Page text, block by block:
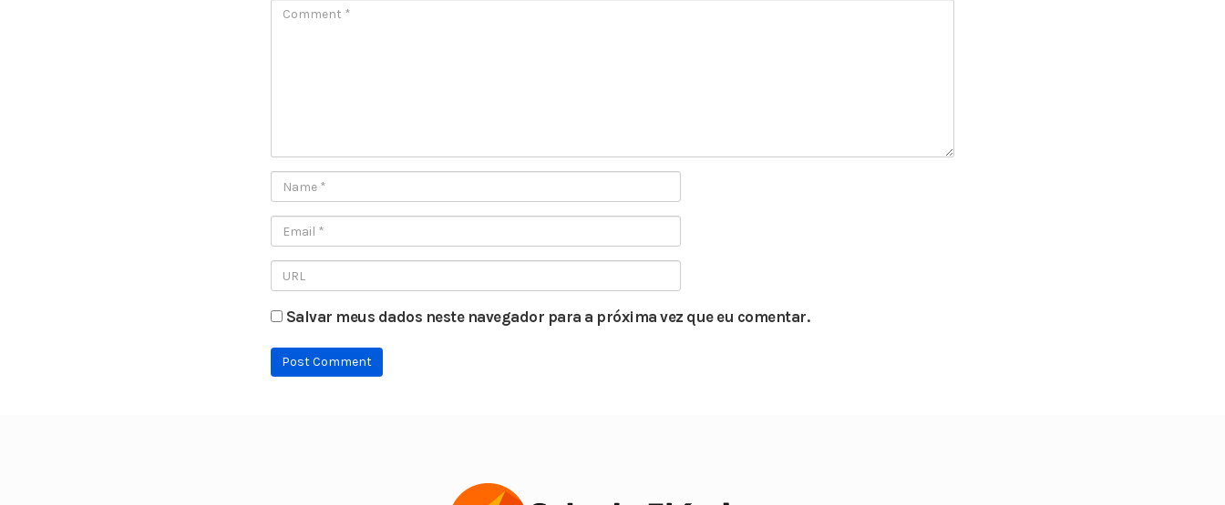
Salvar meus dados neste navegador para a próxima vez que eu comentar.